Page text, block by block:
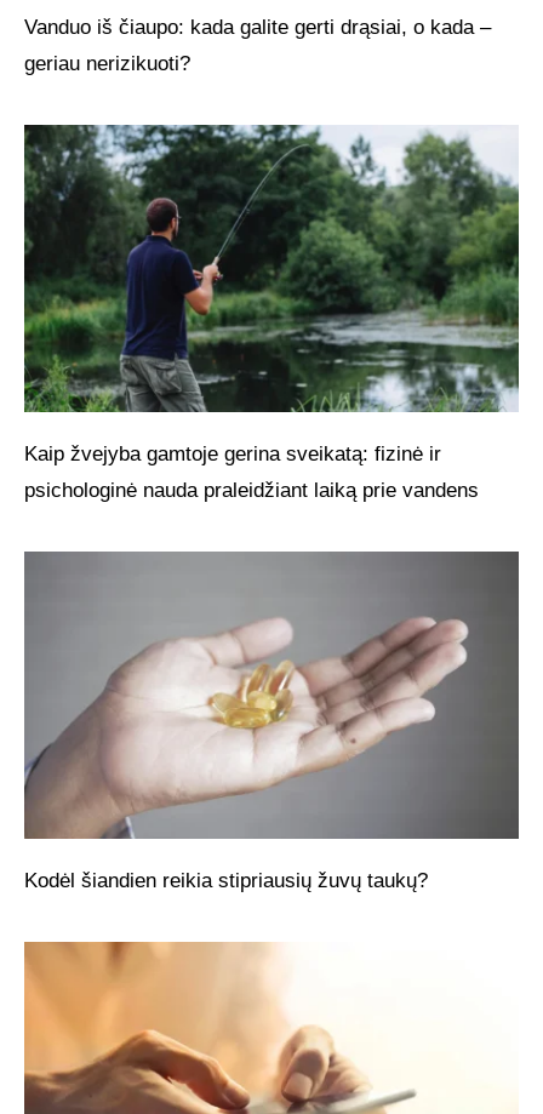
Vanduo iš čiaupo: kada galite gerti drąsiai, o kada –
geriau nerizikuoti?
Kaip žvejyba gamtoje gerina sveikatą: fizinė ir
psichologinė nauda praleidžiant laiką prie vandens
Kodėl šiandien reikia stipriausių žuvų taukų?